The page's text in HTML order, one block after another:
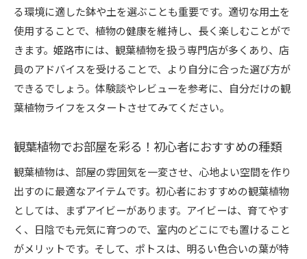
観葉植物がもたらす心理的効果とは？
観葉植物があなたの日常に与える影響
観葉植物と共に過ごすリラックス空間の作り方
観葉植物から学ぶライフスタイルの変化
観葉植物をきっかけに始まる新たな趣味
観葉植物でおうち時間を充実！姫路市の人気店舗を
自宅で楽しむ観葉植物のアレンジ方法
姫路市の人気店で見つかる観葉植物とは？
観葉植物をインテリアに取り入れるアイデア
姫路市の店舗で探す観葉植物の魅力
る環境に適した鉢や土を選ぶことも重要です。適切な用土を
使用することで、植物の健康を維持し、長く楽しむことがで
きます。姫路市には、観葉植物を扱う専門店が多くあり、店
員のアドバイスを受けることで、より自分に合った選び方が
できるでしょう。体験談やレビューを参考に、自分だけの観
葉植物ライフをスタートさせてみてください。
観葉植物でお部屋を彩る！初心者におすすめの種類
観葉植物は、部屋の雰囲気を一変させ、心地よい空間を作り
出すのに最適なアイテムです。初心者におすすめの観葉植物
としては、まずアイビーがあります。アイビーは、育てやす
く、日陰でも元気に育つので、室内のどこにでも置けること
がメリットです。そして、ポトスは、明るい色合いの葉が特